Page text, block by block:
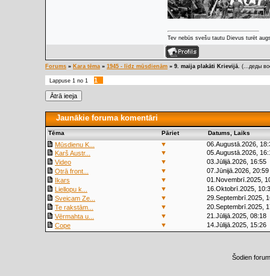
Tev nebūs svešu tautu Dievus turēt
Forums » Kara tēma » 1945 - līdz mūsdienām » 9. maija plakāti Krievijā. (...деды
Lappuse 1 no 1 1
Jaunākie foruma komentāri
Tēma Pāriet Datums, Laiks
Mūsdienu K... ▼
06.Augustā.2026,
Karš Austr...
▼
05.Augustā.2026,
Video
▼
03.Jūlijā.2026, 16:55
Otrā front...
▼
07.Jūnijā.2026, 20:59
Ikars
▼
01.Novembrī.2025,
Liellopu k...
▼
16.Oktobrī.2025,
Sveicam Ze...
▼
29.Septembrī.2025,
Te rakstām...
▼
20.Septembrī.2025,
Vērmahta u...
▼
21.Jūlijā.2025, 08:18
Cope
▼ 14.Jūlijā.2025, 15:26
Šodien